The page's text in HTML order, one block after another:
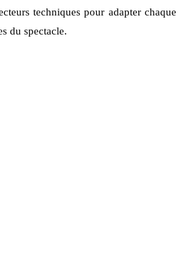
techniques pour adapter chaque
du spectacle.